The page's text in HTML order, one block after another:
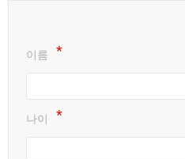
이름
나이